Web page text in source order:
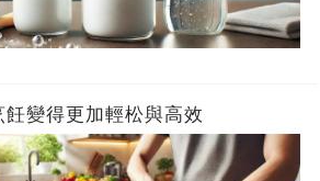
變得更加輕松與高效